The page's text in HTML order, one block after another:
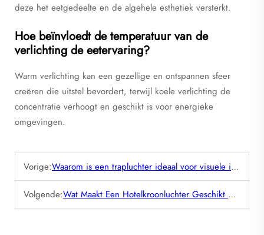
deze het eetgedeelte en de algehele esthetiek versterkt.
Hoe beïnvloedt de temperatuur van de
verlichting de eetervaring?
Warm verlichting kan een gezellige en ontspannen sfeer
creëren die uitstel bevordert, terwijl koele verlichting de
concentratie verhoogt en geschikt is voor energieke
omgevingen.
Vorige:Waarom is een trapluchter ideaal voor visuele impact
Volgende:Wat Maakt Een Hotelkroonluchter Geschikt Voor Grote Lobbys